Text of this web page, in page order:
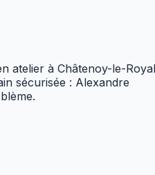
atelier à Châtenoy-le-Royal
sécurisée : Alexandre